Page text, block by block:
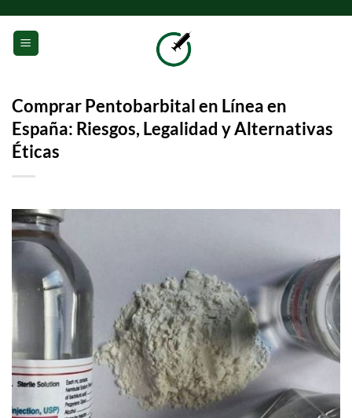
contenido
Comprar Pentobarbital en Línea en
España: Riesgos, Legalidad y Alternativas
Éticas